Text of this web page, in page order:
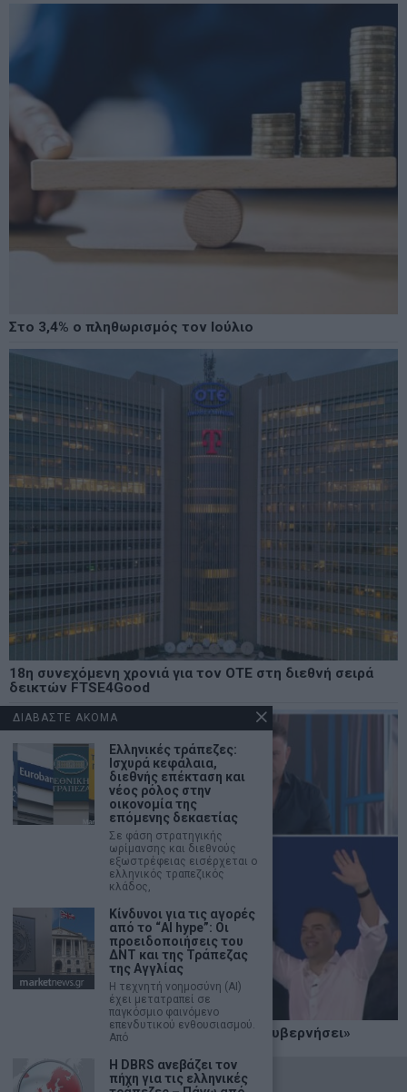
Στο 3,4% ο πληθωρισμός τον Ιούλιο
18η συνεχόμενη χρονιά για τον ΟΤΕ στη διεθνή σειρά
δεικτών FTSE4Good
Κ. Βελόπουλος: «Η Ελληνική Λύση θα κυβερνήσει»
© 2026 - marketnews.gr - All Rights Reserved
ΔΙΑΒΑΣΤΕ ΑΚΟΜΑ
Ελληνικές τράπεζες:
Ισχυρά κεφάλαια,
διεθνής επέκταση και
νέος ρόλος στην
οικονομία της
επόμενης δεκαετίας
Σε φάση στρατηγικής
ωρίμανσης και διεθνούς
εξωστρέφειας εισέρχεται ο
ελληνικός τραπεζικός
κλάδος,
Κίνδυνοι για τις αγορές
από το “AI hype”: Οι
προειδοποιήσεις του
ΔΝΤ και της Τράπεζας
της Αγγλίας
Η τεχνητή νοημοσύνη (AI)
έχει μετατραπεί σε
παγκόσμιο φαινόμενο
επενδυτικού ενθουσιασμού.
Από
Η DBRS ανεβάζει τον
πήχη για τις ελληνικές